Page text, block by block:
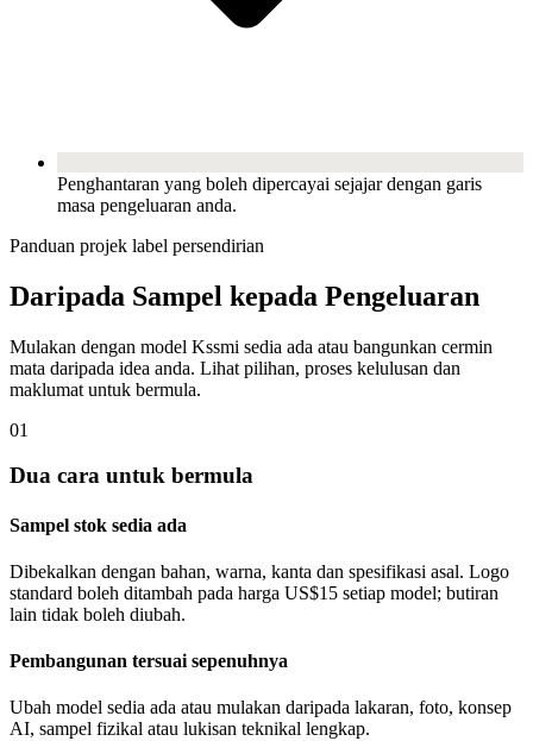
Penghantaran yang boleh dipercayai sejajar dengan garis
masa pengeluaran anda.
Panduan projek label persendirian
Daripada Sampel kepada Pengeluaran
Mulakan dengan model Kssmi sedia ada atau bangunkan cermin
mata daripada idea anda. Lihat pilihan, proses kelulusan dan
maklumat untuk bermula.
01
Dua cara untuk bermula
Sampel stok sedia ada
Dibekalkan dengan bahan, warna, kanta dan spesifikasi asal. Logo
standard boleh ditambah pada harga US$15 setiap model; butiran
lain tidak boleh diubah.
Pembangunan tersuai sepenuhnya
Ubah model sedia ada atau mulakan daripada lakaran, foto, konsep
AI, sampel fizikal atau lukisan teknikal lengkap.